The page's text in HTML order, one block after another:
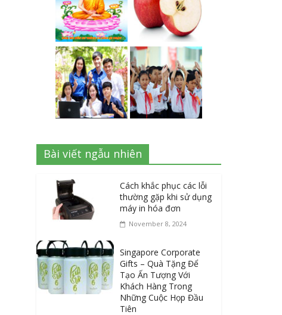
Bài viết ngẫu nhiên
Cách khắc phục các lỗi
thường gặp khi sử dụng
máy in hóa đơn
November 8, 2024
Singapore Corporate
Gifts – Quà Tặng Để
Tạo Ấn Tượng Với
Khách Hàng Trong
Những Cuộc Họp Đầu
Tiên